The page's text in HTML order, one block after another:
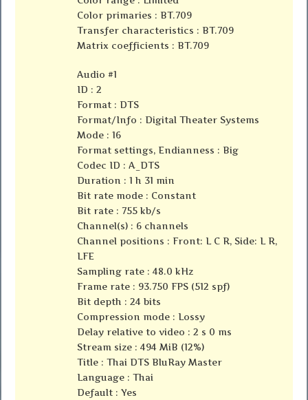
Color primaries : BT.709
Transfer characteristics : BT.709
Matrix coefficients : BT.709
Audio #1
ID : 2
Format : DTS
Format/Info : Digital Theater Systems
Mode : 16
Format settings, Endianness : Big
Codec ID : A_DTS
Duration : 1 h 31 min
Bit rate mode : Constant
Bit rate : 755 kb/s
Channel(s) : 6 channels
Channel positions : Front: L C R, Side: L R,
LFE
Sampling rate : 48.0 kHz
Frame rate : 93.750 FPS (512 spf)
Bit depth : 24 bits
Compression mode : Lossy
Delay relative to video : 2 s 0 ms
Stream size : 494 MiB (12%)
Title : Thai DTS BluRay Master
Language : Thai
Default : Yes